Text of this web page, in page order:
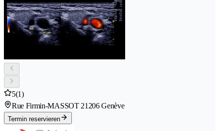
5(1)
Rue Firmin-MASSOT 21206 Genève
Termin reservieren